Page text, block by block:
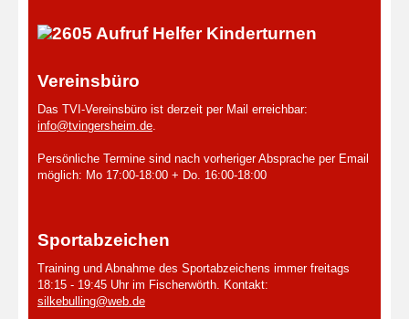
Vereinsbüro
Das TVI-Vereinsbüro ist derzeit per Mail erreichbar:
info@tvingersheim.de.
Persönliche Termine sind nach vorheriger Absprache per Email
möglich: Mo 17:00-18:00 + Do. 16:00-18:00
Sportabzeichen
Training und Abnahme des Sportabzeichens immer freitags
18:15 - 19:45 Uhr im Fischerwörth. Kontakt:
silkebulling@web.de